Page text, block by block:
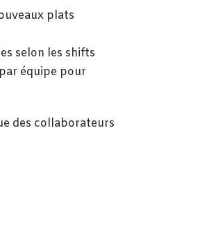
plats
selon les shifts
équipe pour
des collaborateurs